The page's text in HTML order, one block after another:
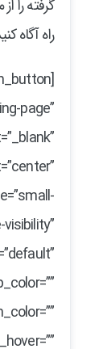
گرفته را
راه آگاه
page”